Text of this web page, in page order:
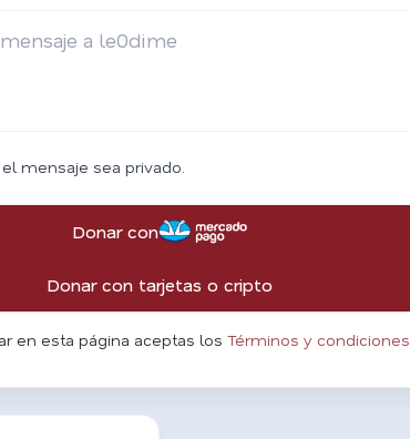
mensaje sea privado.
Donar con
Donar con tarjetas o cripto
en esta página aceptas los Términos y condiciones